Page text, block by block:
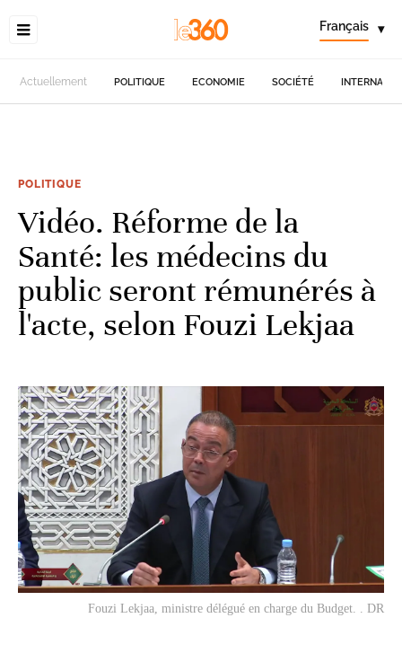
Français ▾
Actuellement POLITIQUE ECONOMIE SOCIÉTÉ
POLITIQUE
Vidéo. Réforme de la
Santé: les médecins du
public seront rémunérés à
l'acte, selon Fouzi Lekjaa
Fouzi Lekjaa, ministre délégué en charge du Budget. . DR